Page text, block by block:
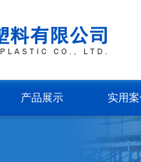
产品展示 实用